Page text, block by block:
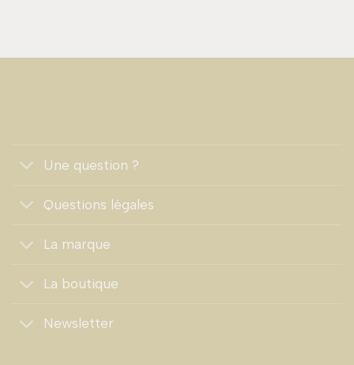
Une question ?
Questions légales
La marque
La boutique
Newsletter